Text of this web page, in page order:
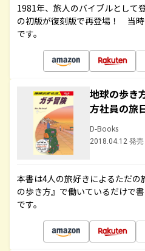
1981年、旅人のバイブルとして
の初版が復刻版で再登場！ 当
です。
地球の歩き
方社員の旅
D-Books
2018.04.12 発売
本書は4人の旅好きによるただの
の歩き方』で働いているだけで
です。